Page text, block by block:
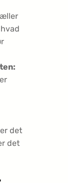
det
det